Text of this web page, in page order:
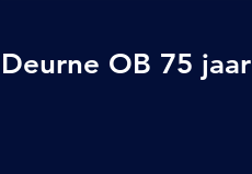
Deurne OB 75 jaar